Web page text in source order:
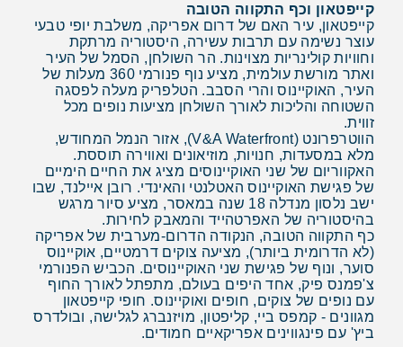
קייפטאון וכף התקווה הטובה
קייפטאון, עיר האם של דרום אפריקה, משלבת יופי טבעי
עוצר נשימה עם תרבות עשירה, היסטוריה מרתקת
וחוויות קולינריות מצוינות. הר השולחן, הסמל של העיר
ואתר מורשת עולמית, מציע נוף פנורמי 360 מעלות של
העיר, האוקיינוס והרי הסבב. הטלפריק מעלה לפסגה
השטוחה והליכות לאורך השולחן מציעות נופים מכל
זווית.
הווטרפרונט (V&A Waterfront), אזור הנמל המחודש,
מלא במסעדות, חנויות, מוזיאונים ואווירה תוססת.
האקווריום של שני האוקיינוסים מציג את החיים הימיים
של פגישת האוקיינוס האטלנטי והאינדי. רובן איילנד, שבו
ישב נלסון מנדלה 18 שנה במאסר, מציע סיור מרגש
בהיסטוריה של האפרטהייד והמאבק לחירות.
כף התקווה הטובה, הנקודה הדרום-מערבית של אפריקה
(לא הדרומית ביותר), מציעה צוקים דרמטיים, אוקיינוס
סוער, ונוף של פגישת שני האוקיינוסים. הכביש הפנורמי
צ'פמנס פיק, אחד היפים בעולם, מתפתל לאורך החוף
עם נופים של צוקים, חופים ואוקיינוס. חופי קייפטאון
מגוונים - קמפס ביי, קליפטון, מויזנברג לגלישה, ובולדרס
ביץ' עם פינגווינים אפריקאיים חמודים.